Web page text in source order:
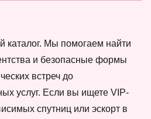
каталог. Мы помогаем найти
и безопасные формы
встреч до
услуг. Если вы ищете VIP-
спутниц или эскорт в